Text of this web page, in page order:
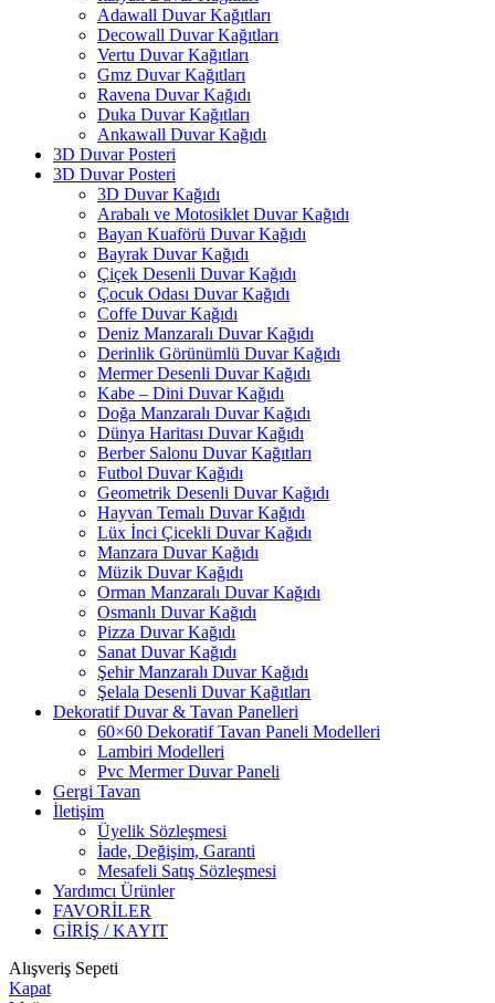
Adawall Duvar Kağıtları
Decowall Duvar Kağıtları
Vertu Duvar Kağıtları
Gmz Duvar Kağıtları
Ravena Duvar Kağıdı
Duka Duvar Kağıtları
Ankawall Duvar Kağıdı
3D Duvar Posteri
3D Duvar Posteri
3D Duvar Kağıdı
Arabalı ve Motosiklet Duvar Kağıdı
Bayan Kuaförü Duvar Kağıdı
Bayrak Duvar Kağıdı
Çiçek Desenli Duvar Kağıdı
Çocuk Odası Duvar Kağıdı
Coffe Duvar Kağıdı
Deniz Manzaralı Duvar Kağıdı
Derinlik Görünümlü Duvar Kağıdı
Mermer Desenli Duvar Kağıdı
Kabe – Dini Duvar Kağıdı
Doğa Manzaralı Duvar Kağıdı
Dünya Haritası Duvar Kağıdı
Berber Salonu Duvar Kağıtları
Futbol Duvar Kağıdı
Geometrik Desenli Duvar Kağıdı
Hayvan Temalı Duvar Kağıdı
Lüx İnci Çicekli Duvar Kağıdı
Manzara Duvar Kağıdı
Müzik Duvar Kağıdı
Orman Manzaralı Duvar Kağıdı
Osmanlı Duvar Kağıdı
Pizza Duvar Kağıdı
Sanat Duvar Kağıdı
Şehir Manzaralı Duvar Kağıdı
Şelala Desenli Duvar Kağıtları
Dekoratif Duvar & Tavan Panelleri
60×60 Dekoratif Tavan Paneli Modelleri
Lambiri Modelleri
Pvc Mermer Duvar Paneli
Gergi Tavan
İletişim
Üyelik Sözleşmesi
İade, Değişim, Garanti
Mesafeli Satış Sözleşmesi
Yardımcı Ürünler
FAVORİLER
GİRİŞ / KAYIT
Alışveriş Sepeti
Kapat